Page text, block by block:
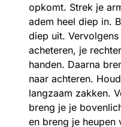
opkomt. Strek je
adem heel diep in.
diep uit.
acheteren, je
handen. Daarna
naar achteren.
langzaam zakken.
breng je je
en breng je heupen